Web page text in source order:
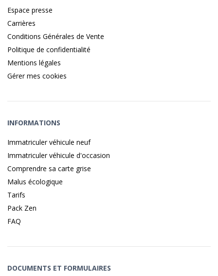
Espace presse
Carrières
Conditions Générales de Vente
Politique de confidentialité
Mentions légales
Gérer mes cookies
INFORMATIONS
Immatriculer véhicule neuf
Immatriculer véhicule d'occasion
Comprendre sa carte grise
Malus écologique
Tarifs
Pack Zen
FAQ
DOCUMENTS ET FORMULAIRES